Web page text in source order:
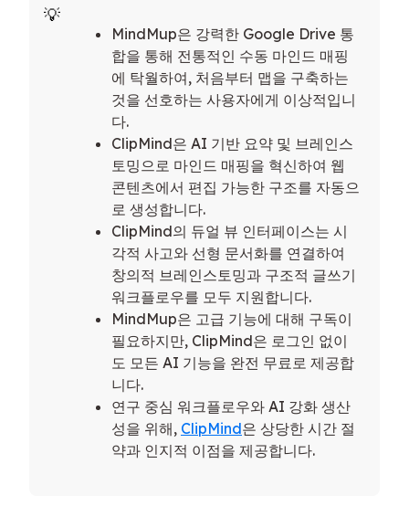
MindMup은 강력한 Google Drive 통
합을 통해 전통적인 수동 마인드 매핑
에 탁월하여, 처음부터 맵을 구축하는
것을 선호하는 사용자에게 이상적입니
다.
ClipMind은 AI 기반 요약 및 브레인스
토밍으로 마인드 매핑을 혁신하여 웹
콘텐츠에서 편집 가능한 구조를 자동으
로 생성합니다.
ClipMind의 듀얼 뷰 인터페이스는 시
각적 사고와 선형 문서화를 연결하여
창의적 브레인스토밍과 구조적 글쓰기
워크플로우를 모두 지원합니다.
MindMup은 고급 기능에 대해 구독이
필요하지만, ClipMind은 로그인 없이
도 모든 AI 기능을 완전 무료로 제공합
니다.
연구 중심 워크플로우와 AI 강화 생산
성을 위해, ClipMind은 상당한 시간 절
약과 인지적 이점을 제공합니다.